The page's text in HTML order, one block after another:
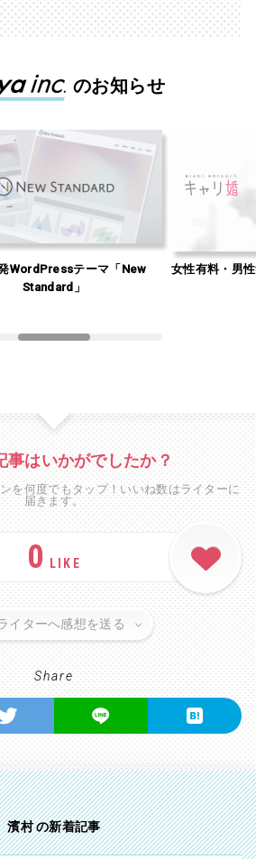
のお知らせ
WordPressテーマ「New
Standard」
女性有料・男
事はいかがでしたか？
を何度でもタップ！いいね数はライターに
届きます。
0 LIKE
イターへ感想を送る
Share
濱村 の新着記事